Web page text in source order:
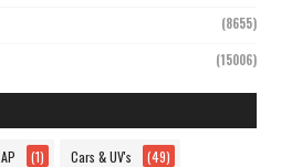
(8655)
(15006)
AP (1) Cars & UV's (49)